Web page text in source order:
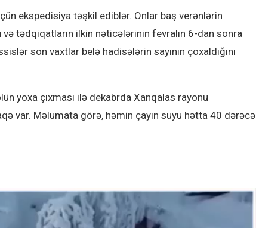
ekspedisiya təşkil ediblər. Onlar baş verənlərin
tədqiqatların ilkin nəticələrinin fevralın 6-dan sonra
son vaxtlar belə hadisələrin sayının çoxaldığını
yoxa çıxması ilə dekabrda Xanqalas rayonu
var. Məlumata görə, həmin çayın suyu hətta 40 dərəcə